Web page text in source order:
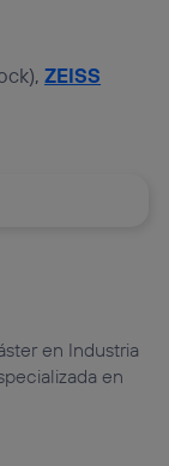
ZEISS
en Industria
en